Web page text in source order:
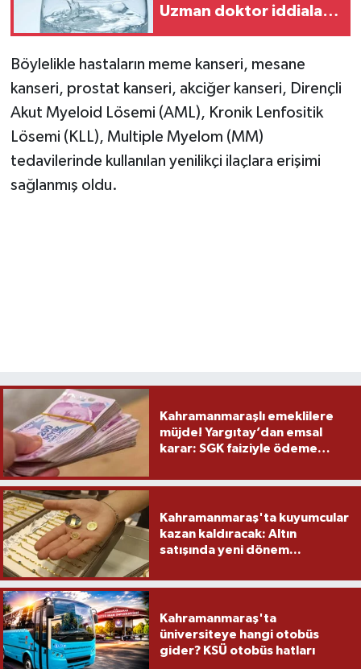
Uzman doktor iddialar
Böylelikle hastaların meme kanseri, mesane
kanseri, prostat kanseri, akciğer kanseri, Dirençli
Akut Myeloid Lösemi (AML), Kronik Lenfositik
Lösemi (KLL), Multiple Myelom (MM)
tedavilerinde kullanılan yenilikçi ilaçlara erişimi
sağlanmış oldu.
Kahramanmaraşlı emeklilere
müjde! Yargıtay’dan emsal
karar: SGK faiziyle ödeme
Kahramanmaraş'ta kuyumcular
kazan kaldıracak: Altın
satışında yeni dönem...
Kahramanmaraş'ta
üniversiteye hangi otobüs
gider? KSÜ otobüs hatları